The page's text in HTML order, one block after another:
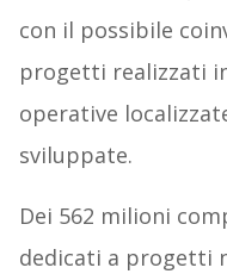
con il possibile
progetti realizzati
operative
sviluppate.
Dei 562 milioni
dedicati a progetti